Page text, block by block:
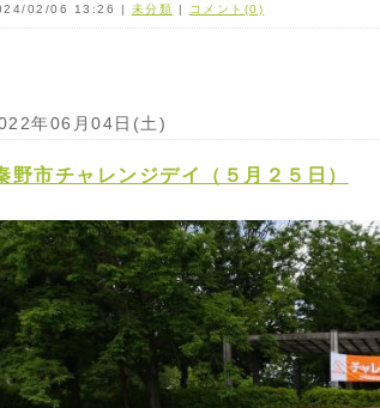
02/06 13:26 | 未分類 | コメント(0)
年06月04日(土)
野市チャレンジデイ（５月２５日）